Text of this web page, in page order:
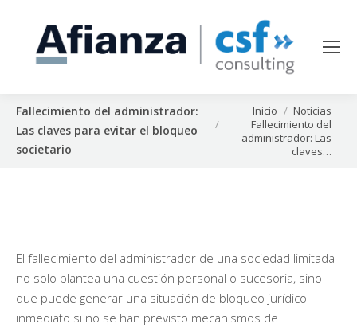
Fallecimiento del administrador:
Las claves para evitar el bloqueo
societario
Estás aquí:Inicio
Noticias
Fallecimiento del
administrador: Las
claves…
El fallecimiento del administrador de una sociedad limitada
no solo plantea una cuestión personal o sucesoria, sino
que puede generar una situación de bloqueo jurídico
inmediato si no se han previsto mecanismos de